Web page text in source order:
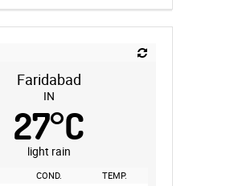
Faridabad
IN
27°C
light rain
COND. TEMP.